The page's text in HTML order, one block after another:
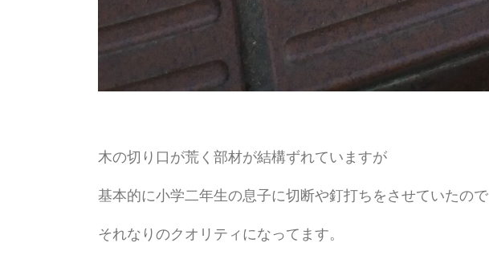
木の切り口が荒く部材が結構ずれていますが
基本的に小学二年生の息子に切断や釘打ちをさせていたので
それなりのクオリティになってます。